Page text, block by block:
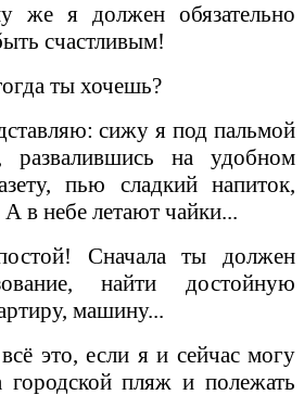
же я должен обязательно
счастливым!
ты хочешь?
сижу я под пальмой
развалившись на удобном
пью сладкий напиток,
в небе летают чайки...
Сначала ты должен
найти достойную
машину...
это, если я и сейчас могу
пляж и полежать